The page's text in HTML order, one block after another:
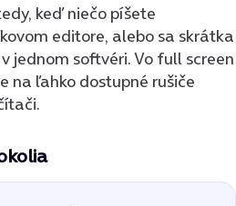
keď niečo píšete
editore, alebo sa skrátka
jednom softvéri. Vo full screen
na ľahko dostupné rušiče